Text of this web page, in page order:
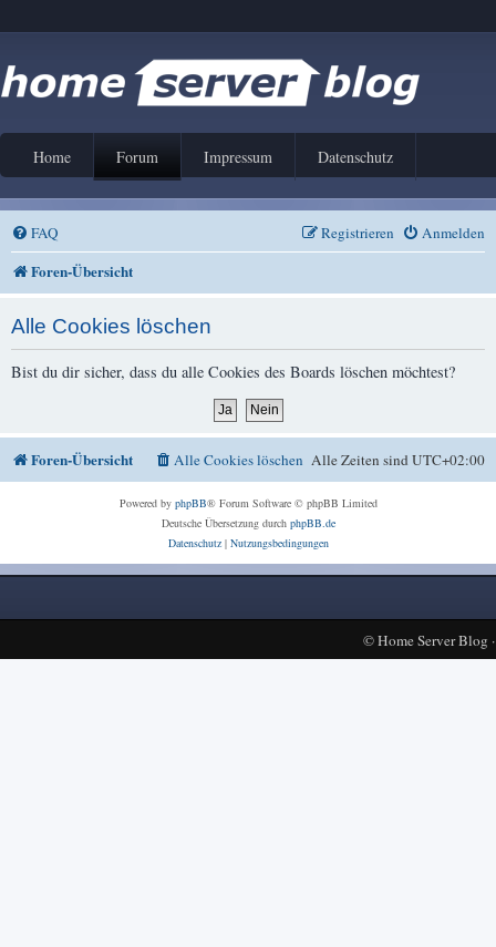
Home Forum Impressum Datenschutz
FAQ Anmelden
Registrieren
Foren-Übersicht
Alle Cookies löschen
Bist du dir sicher, dass du alle Cookies des Boards löschen möchtest?
Foren-Übersicht Alle Zeiten sindUTC+02:00
Alle Cookies löschen
Powered by phpBB® Forum Software © phpBB Limited
Deutsche Übersetzung durch phpBB.de
Datenschutz| Nutzungsbedingungen
©Home Server Blog